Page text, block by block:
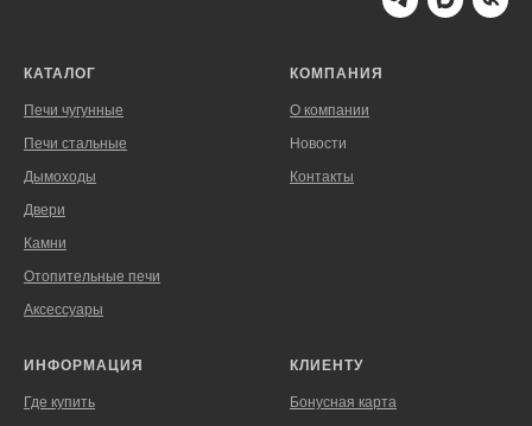
КАТАЛОГ
Печи чугунные
Печи стальные
Дымоходы
Двери
Камни
Отопительные печи
Аксессуары
КОМПАНИЯ
О компании
Новости
Контакты
ИНФОРМАЦИЯ
Где купить
КЛИЕНТУ
Бонусная карта